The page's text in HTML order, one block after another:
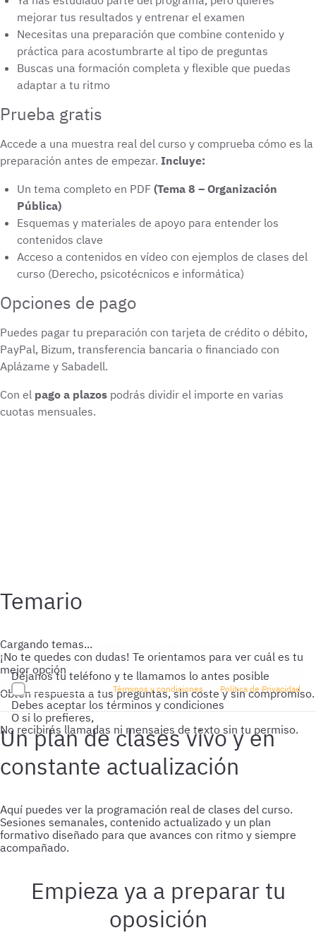
mejorar tus resultados y entrenar el examen
Necesitas una preparación que combine contenido y
práctica para acostumbrarte al tipo de preguntas
Buscas una formación completa y flexible que puedas
adaptar a tu ritmo
Prueba gratis
Accede a una muestra real del curso y comprueba cómo es la
preparación antes de empezar. Incluye:
Un tema completo en PDF (Tema 8 – Organización
Pública)
Esquemas y materiales de apoyo para entender los
contenidos clave
Acceso a contenidos en vídeo con ejemplos de clases del
curso (Derecho, psicotécnicos e informática)
Opciones de pago
Puedes pagar tu preparación con tarjeta de crédito o débito,
PayPal, Bizum, transferencia bancaria o financiado con
Aplázame y Sabadell.
Con el pago a plazos podrás dividir el importe en varias
cuotas mensuales.
Temario
Cargando temas...
¡No te quedes con dudas! Te orientamos para ver cuál es tu
mejor opción
Obtén respuesta a tus preguntas, sin coste y sin compromiso.
No recibirás llamadas ni mensajes de texto sin tu permiso.
Déjanos tu teléfono y te llamamos lo antes posible
He leído y acepto los Términos y condiciones y la Política de Privacidad
Debes aceptar los términos y condiciones
O si lo prefieres,
Un plan de clases vivo y en
constante actualización
Aquí puedes ver la programación real de clases del curso.
Sesiones semanales, contenido actualizado y un plan
formativo diseñado para que avances con ritmo y siempre
acompañado.